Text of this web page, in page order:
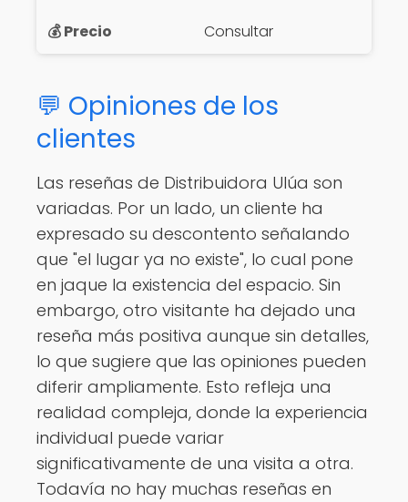
Consultar
💬 Opiniones de los
clientes
Las reseñas de Distribuidora Ulúa son
variadas. Por un lado, un cliente ha
expresado su descontento señalando
que "el lugar ya no existe", lo cual pone
en jaque la existencia del espacio. Sin
embargo, otro visitante ha dejado una
reseña más positiva aunque sin detalles,
lo que sugiere que las opiniones pueden
diferir ampliamente. Esto refleja una
realidad compleja, donde la experiencia
individual puede variar
significativamente de una visita a otra.
Todavía no hay muchas reseñas en